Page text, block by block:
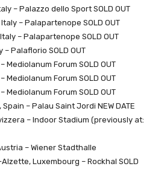
– Palazzo dello Sport SOLD OUT
– Palapartenope SOLD OUT
– Palapartenope SOLD OUT
– Palaflorio SOLD OUT
Mediolanum Forum SOLD OUT
Mediolanum Forum SOLD OUT
Mediolanum Forum SOLD OUT
– Palau Saint Jordi NEW DATE
– Indoor Stadium (previously at:
– Wiener Stadthalle
Luxembourg – Rockhal SOLD